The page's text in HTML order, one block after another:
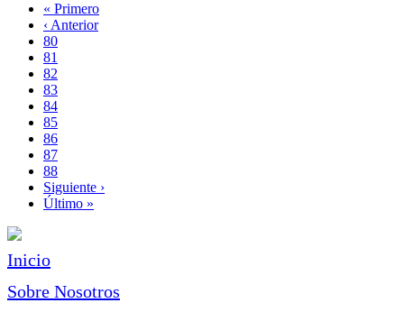
Paginación
Primera
página
« Primero
Página
anterior
‹ Anterior
Page
80
Page
81
Page
82
Page
83
Página
actual
84
Page
85
Page
86
Page
87
Page
88
Siguiente
página
Siguiente ›
Última
Último »
Inicio
Sobre Nosotros